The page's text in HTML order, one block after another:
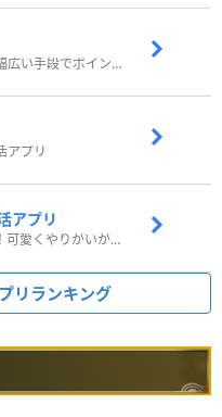
歩いたりアンケート回答など幅広い手段でポイントをゲット
アプリ
アプリ
ペットを育ってポイ活しよう！可愛くやりがいがある新感覚アプリ
リランキング